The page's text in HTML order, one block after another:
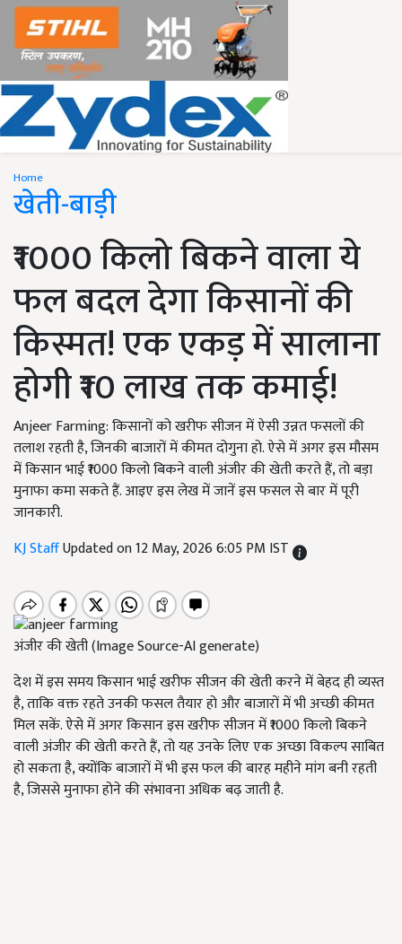
Home
खेती-बाड़ी
₹1000 किलो बिकने वाला ये
फल बदल देगा किसानों की
किस्मत! एक एकड़ में सालाना
होगी ₹10 लाख तक कमाई!
Anjeer Farming: किसानों को खरीफ सीजन में ऐसी उन्नत फसलों की
तलाश रहती है, जिनकी बाजारों में कीमत दोगुना हो. ऐसे में अगर इस मौसम
में किसान भाई ₹1000 किलो बिकने वाली अंजीर की खेती करते हैं, तो बड़ा
मुनाफा कमा सकते हैं. आइए इस लेख में जानें इस फसल से बार में पूरी
जानकारी.
KJ StaffUpdated on 12 May, 2026 6:05 PM IST
अंजीर की खेती (Image Source-AI generate)
देश में इस समय किसान भाई खरीफ सीजन की खेती करने में बेहद ही व्यस्त
है, ताकि वक्त रहते उनकी फसल तैयार हो और बाजारों में भी अच्छी कीमत
मिल सकें. ऐसे में अगर किसान इस खरीफ सीजन में ₹1000 किलो बिकने
वाली अंजीर की खेती करते हैं, तो यह उनके लिए एक अच्छा विकल्प साबित
हो सकता है, क्योंकि बाजारों में भी इस फल की बारह महीने मांग बनी रहती
है, जिससे मुनाफा होने की संभावना अधिक बढ़ जाती है.